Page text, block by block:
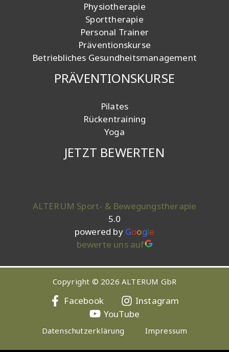
Physiotherapie
Sporttherapie
Personal Trainer
Präventionskurse
Betriebliches Gesundheitsmanagement
PRÄVENTIONSKURSE
Pilates
Rückentraining
Yoga
JETZT BEWERTEN
ALTERUM Sport- & Bewegungstherapie
5.0
powered by Google
bewerte uns auf
Copyright © 2026 ALTERUM GbR
Facebook
Instagram
YouTube
Datenschutzerklärung Impressum